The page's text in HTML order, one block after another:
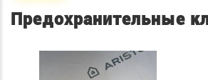
Предохранительные